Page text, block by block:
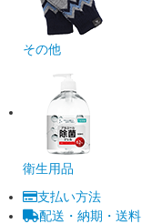
その他
衛生用品
支払い方法
配送・納期・送料